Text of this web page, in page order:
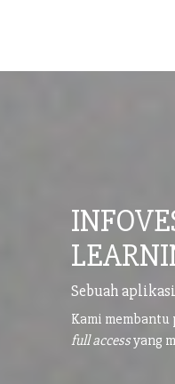
Sebuah
Kami membantu
full accessyang